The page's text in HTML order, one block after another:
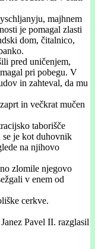
majhnem
je pomagal zlasti
dom, čitalnico,
pred uničenjem,
pri pobegu. V
in zahteval, da mu
in večkrat mučen
taborišče
je kot duhovnik
na njihovo
zlomile njegovo
v enem od
cerkve.
Pavel II. razglasil